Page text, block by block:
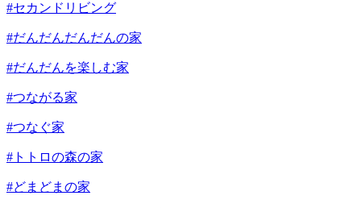
#セカンドリビング
#だんだんだんだんの家
#だんだんを楽しむ家
#つながる家
#つなぐ家
#トトロの森の家
#どまどまの家